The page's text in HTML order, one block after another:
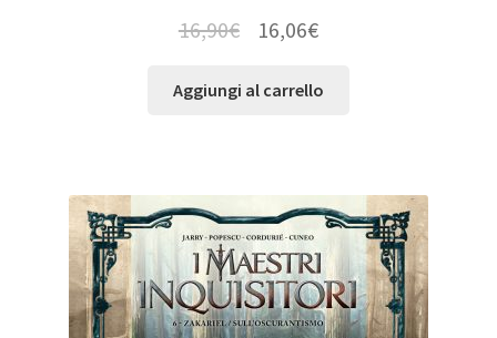
16,90€ 16,06€
Aggiungi al carrello